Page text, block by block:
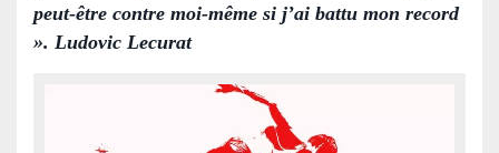
peut-être contre moi-même si j’ai battu mon record
». Ludovic Lecurat